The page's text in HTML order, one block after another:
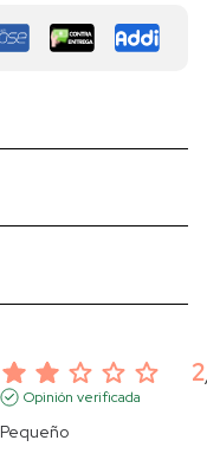
2
Opinión verificada
Pequeño